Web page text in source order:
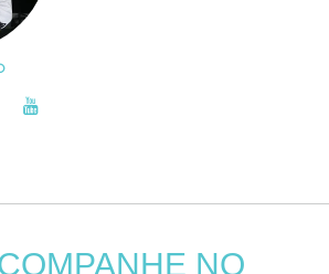
NO